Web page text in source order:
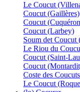
Le Coucut
Coucut (Gaillères)
Coucut
Coucut (Larbey)
Soum det Coucut
Le Riou du
Coucut (Saint-
Coucut
Coste des
Le Coucut